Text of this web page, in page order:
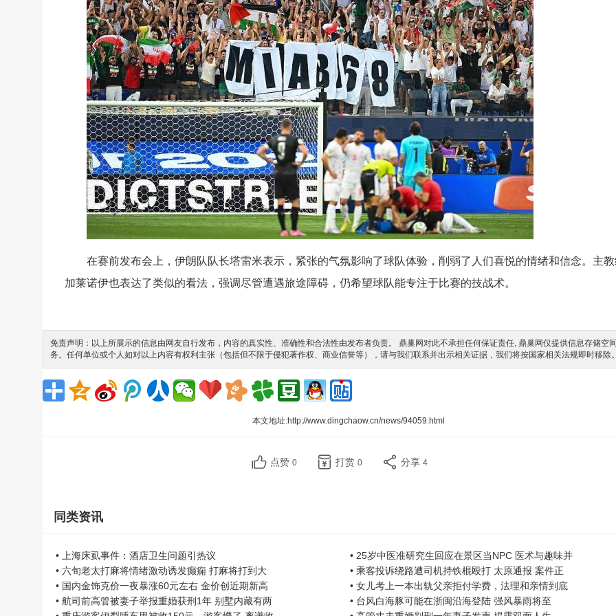
在赛前发布会上，伊朗队队长塔雷米表示，紧张的气氛影响了球队体验，削弱了人们喜悦的情绪和信念。主
加莱诺伊也表达了类似的看法，强调尽管遭遇旅途障碍，仍希望球队能专注于比赛的技战术。
免责声明：以上所展示的信息由网友自行发布，内容的真实性、准确性和合法性由发布者负责。 鼎巢网对此不承担任何保证责任, 鼎巢网仅提供信息存储空
务。任何单位或个人如对以上内容有权利主张（包括但不限于侵犯著作权、商业信誉等），请与我们联系并出示相关证据，我们将按国家相关法规即时移除
本文地址:http://www.dingchaow.cn/news/94059.html
点赞 0 打赏 0 分享 4
同类资讯
• 上海床虱事件：酒店卫生问题引热议
• 25岁中医准研究生回应在景区当NPC 医术与趣味并
• 六旬老太打麻将情绪激动诱发癫痫 打麻将打到大
• 乘客投诉绕路遭司机持铁棍殴打 太原通报 案件正
• 国内金饰克价一夜暴涨60元左右 金价创近期新高
• 女儿考上一本出轨父亲拒付学费，法理和亲情到底
• 航司前高管被妻子举报重婚获刑1年 别墅内藏有两
• 台风白海豚可能在浙闽沿海登陆 强风暴雨将至